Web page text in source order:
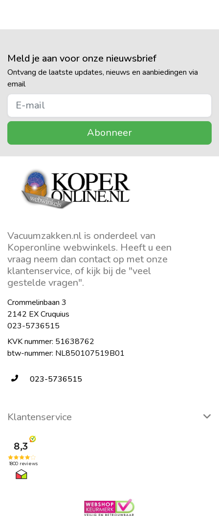
Meld je aan voor onze nieuwsbrief
Ontvang de laatste updates, nieuws en aanbiedingen via
email
Abonneer
Vacuumzakken.nl is onderdeel van
Koperonline webwinkels. Heeft u een
vraag neem dan contact op met onze
klantenservice, of kijk bij de "veel
gestelde vragen".
Crommelinbaan 3
2142 EX Cruquius
023-5736515
KVK nummer: 51638762
btw-nummer: NL850107519B01
023-5736515
Klantenservice